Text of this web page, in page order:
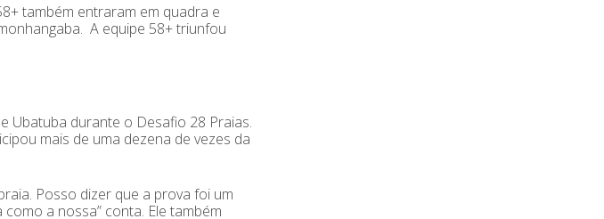
também entraram em quadra e
A equipe 58+ triunfou
Ubatuba durante o Desafio 28 Praias.
mais de uma dezena de vezes da
Posso dizer que a prova foi um
a nossa” conta. Ele também